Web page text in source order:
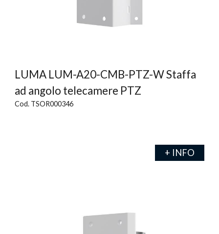
LUMA LUM-A20-CMB-PTZ-W Staffa
ad angolo telecamere PTZ
Cod. TSOR000346
+ INFO